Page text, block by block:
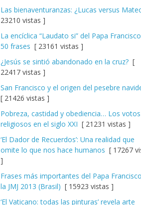
Las bienaventuranzas: ¿Lucas versus
23210 vistas ]
La encíclica “Laudato si” del Papa
50 frases [ 23161 vistas ]
¿Jesús se sintió abandonado en la cruz? [
22417 vistas ]
San Francisco y el origen del pesebre
[ 21426 vistas ]
Pobreza, castidad y obediencia… Los votos
religiosos en el siglo XXI [ 21231 vistas ]
‘El Dador de Recuerdos’: Una realidad que
omite lo que nos hace humanos [ 17267
]
Frases más importantes del Papa
la JMJ 2013 (Brasil) [ 15923 vistas ]
‘El Vaticano: todas las pinturas’ revela arte